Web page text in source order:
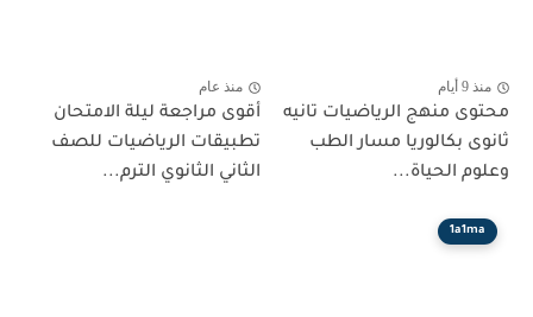
منذ 9 أيام
محتوى منهج الرياضيات تانيه
ثانوى بكالوريا مسار الطب
وعلوم الحياة...
منذ عام
أقوى مراجعة ليلة الامتحان
تطبيقات الرياضيات للصف
الثاني الثانوي الترم...
1a1ma